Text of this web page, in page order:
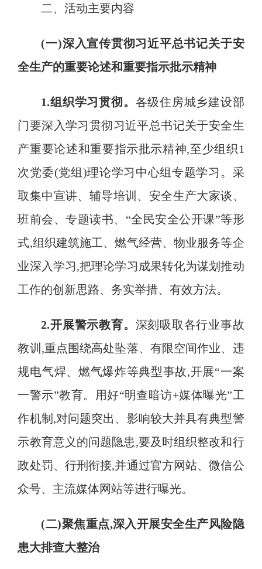
二、活动主要内容
(一)深入宣传贯彻习近平总书记关于安
全生产的重要论述和重要指示批示精神
1.组织学习贯彻 。 各级住房城乡建设部
门要深入学习贯彻习近平总书记关于安全生
产重要论述和重要指示批示精神,至少组 织1
次党委(党组)理论学习中心组专题学习 。 采
取集中宣讲、辅导培训、安全生产大家谈、
班前会、专题读书、“全民安全公开课”等形
式,组织建筑施工、燃气经营、物业服务等企
业深入学习,把理论学习成果转化为谋划推动
工作的创新思路、务实举措、有效方法。
2.开展警示教育。 深刻吸取各行业事故
教训 ,重点围绕高处坠落、有限空间作业、违
规电气焊、燃气爆炸等典型事故,开展“一案
一警示”教育。
用好“明查暗访+媒体曝光”工
作机制,对问题突出、影响较大并具有典型警
示教育意义的问题隐患,要及时组织整改和行
政处罚、行刑衔接,并通过官方网站、微信公
众号、主流媒体网站等进行曝光。
(二)聚焦重点,深入开展安全生产风险隐
患大排查大整治